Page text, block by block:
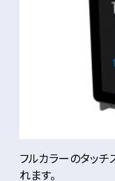
フルカラーのタッ
れます。